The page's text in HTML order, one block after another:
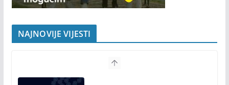
NAJNOVIJE VIJESTI